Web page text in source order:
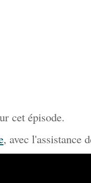
cet épisode.
, avec l'assistance